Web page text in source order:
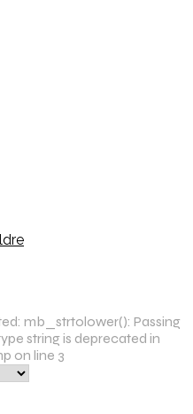
mb_strtolower(): Passing
string is deprecated in
on line 3